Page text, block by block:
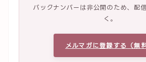
バックナンバーは非公開のため、配
く。
メルマガに登録する（無